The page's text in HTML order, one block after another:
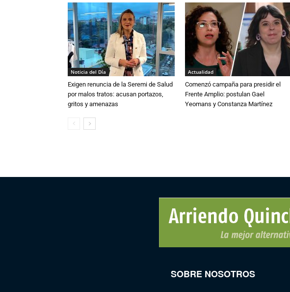
Noticia del Día
Exigen renuncia de la Seremi de Salud
por malos tratos: acusan portazos,
gritos y amenazas
Actualidad
Comenzó campaña para presidir el
Frente Amplio: postulan Gael
Yeomans y Constanza Martínez
SOBRE NOSOTROS